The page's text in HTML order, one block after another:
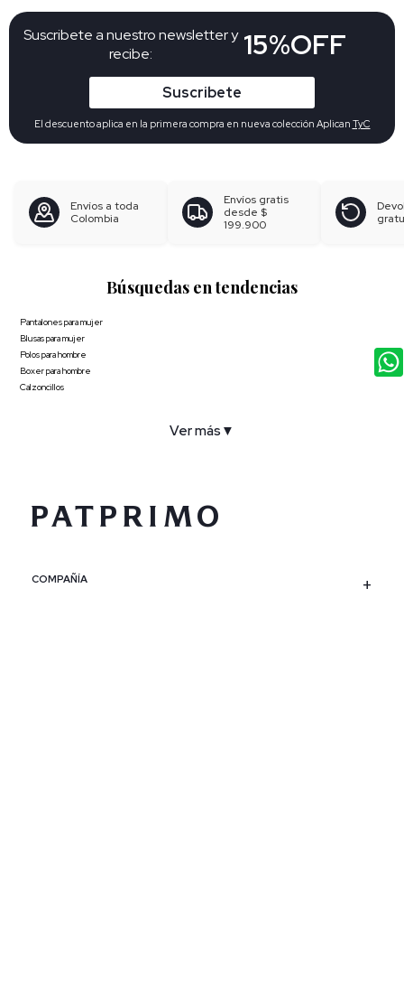
Suscribete a nuestro newsletter y
recibe:
15%OFF
Suscribete
El descuento aplica en la primera compra en nueva colección Aplican TyC
Envíos a toda
Colombia
Envíos gratis
desde $
199.900
Búsquedas en tendencias
Pantalones para mujer
Blusas para mujer
Polos para hombre
Boxer para hombre
Calzoncillos
Ver más ▼
COMPAÑÍA